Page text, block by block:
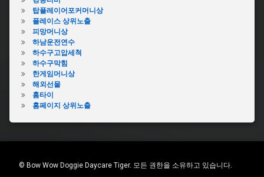
탑플레이어포커머니상
플레이스 상위노출
피망머니상
하남운전연수
하수구고압세척
하수구막힘
한게임머니상
해외선물
홈타이
홈페이지 상위노출
© Bow Wow Doggie Daycare Tiger. 모든 권한을 소유하고 있습니다.